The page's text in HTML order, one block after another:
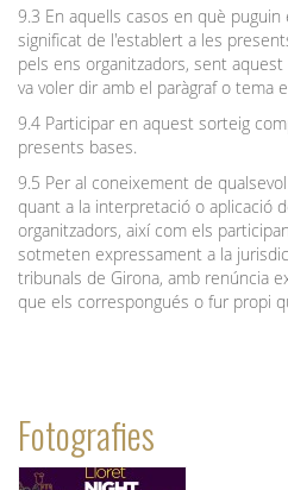
9.3 En aquells casos en què
significat de l'establert a les
pels ens organitzadors, sent
va voler dir amb el paràgraf o tema
9.4 Participar en aquest sorteig
presents bases.
9.5 Per al coneixement de
quant a la interpretació o aplicació
organitzadors, així com els
sotmeten expressament a la
tribunals de Girona, amb renúncia
que els correspongués o fur propi
Fotografies